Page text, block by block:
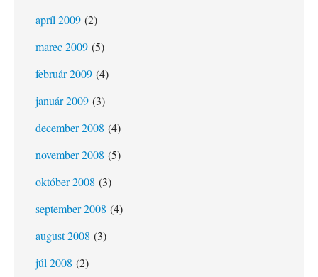
apríl 2009 (2)
marec 2009 (5)
február 2009 (4)
január 2009 (3)
december 2008 (4)
november 2008 (5)
október 2008 (3)
september 2008 (4)
august 2008 (3)
júl 2008 (2)